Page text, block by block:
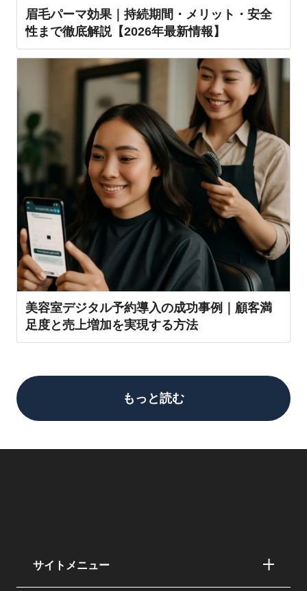
眉毛パーマ効果｜持続期間・メリット・安全
性まで徹底解説【2026年最新情報】
美容室デジタル予約導入の成功事例｜顧客満
足度と売上増加を実現する方法
もっと読む
サイトメニュー